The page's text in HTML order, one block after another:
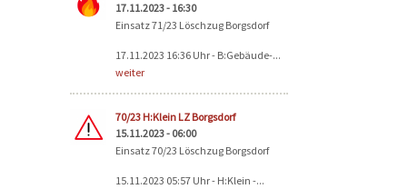
17.11.2023 - 16:30
Einsatz 71/23 Löschzug Borgsdorf
17.11.2023 16:36 Uhr - B:Gebäude-...
weiter
70/23 H:Klein LZ Borgsdorf
15.11.2023 - 06:00
Einsatz 70/23 Löschzug Borgsdorf
15.11.2023 05:57 Uhr - H:Klein -...